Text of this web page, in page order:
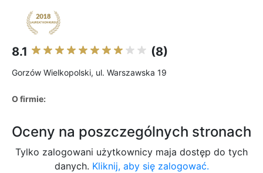
8.1 (8)
Gorzów Wielkopolski, ul. Warszawska 19
O firmie:
Oceny na poszczególnych stronach
Tylko zalogowani użytkownicy maja dostęp do tych
danych. Kliknij, aby się zalogować.